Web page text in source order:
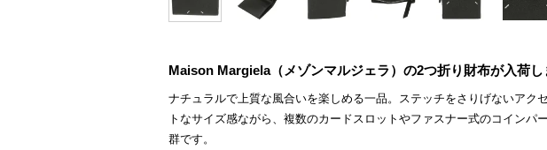
Maison Margiela（メゾンマルジェラ）の2つ折り財布が入荷し
ナチュラルで上質な風合いを楽しめる一品。ステッチをさりげないアク
トなサイズ感ながら、複数のカードスロットやファスナー式のコインパ
群です。